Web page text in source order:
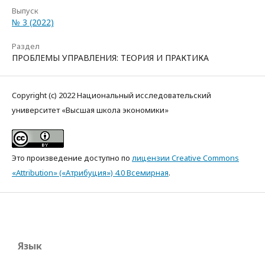
Выпуск
№ 3 (2022)
Раздел
ПРОБЛЕМЫ УПРАВЛЕНИЯ: ТЕОРИЯ И ПРАКТИКА
Copyright (c) 2022 Национальный исследовательский
университет «Высшая школа экономики»
Это произведение доступно по лицензии Creative Commons
«Attribution» («Атрибуция») 4.0 Всемирная.
Язык